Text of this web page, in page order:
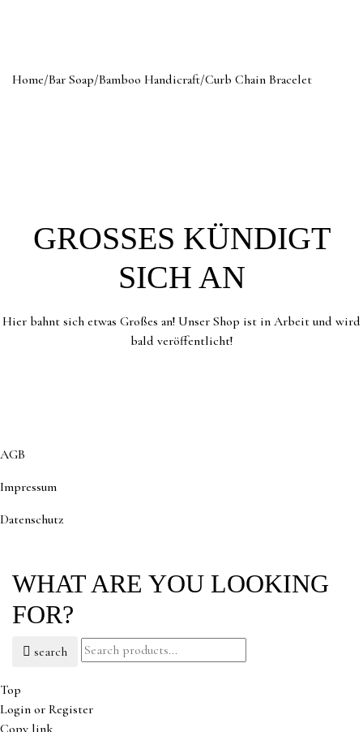
Home/Bar Soap/Bamboo Handicraft/Curb Chain Bracelet
GROSSES KÜNDIGT S
ICH AN
Hier bahnt sich etwas Großes an! Unser Shop ist in Arbeit und wird
bald veröffentlicht!
AGB
Impressum
Datenschutz
WHAT ARE YOU LOOKING
FOR?
search
Top
Login or Register
Copy link